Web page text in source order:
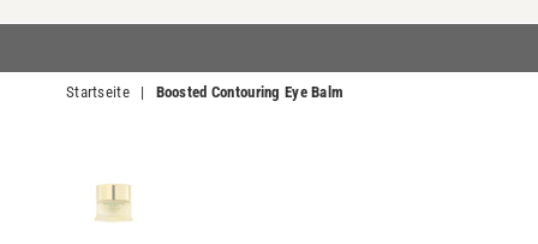
Startseite | Boosted Contouring Eye Balm